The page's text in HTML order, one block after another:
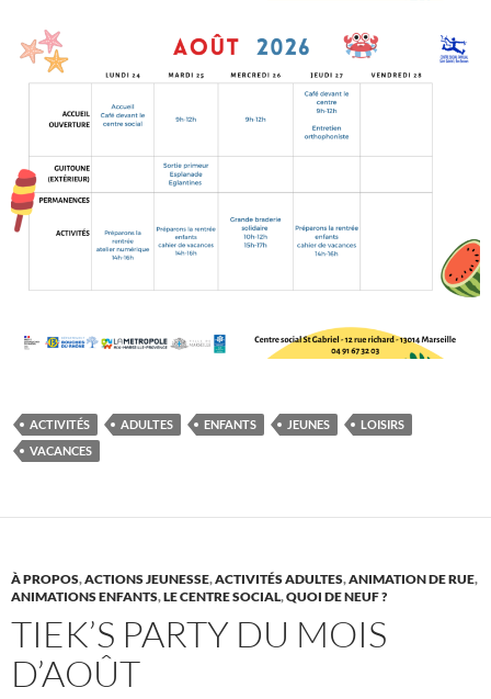
ACTIVITÉS ADULTES ENFANTS JEUNES
LOISIRS
VACANCES
À PROPOS,ACTIONS JEUNESSE,ACTIVITÉS ADULTES,ANIMATION DE RUE,
ANIMATIONS ENFANTS,LE CENTRE SOCIAL,QUOI DE NEUF ?
TIEK’S PARTY DU MOIS
D’AOÛT